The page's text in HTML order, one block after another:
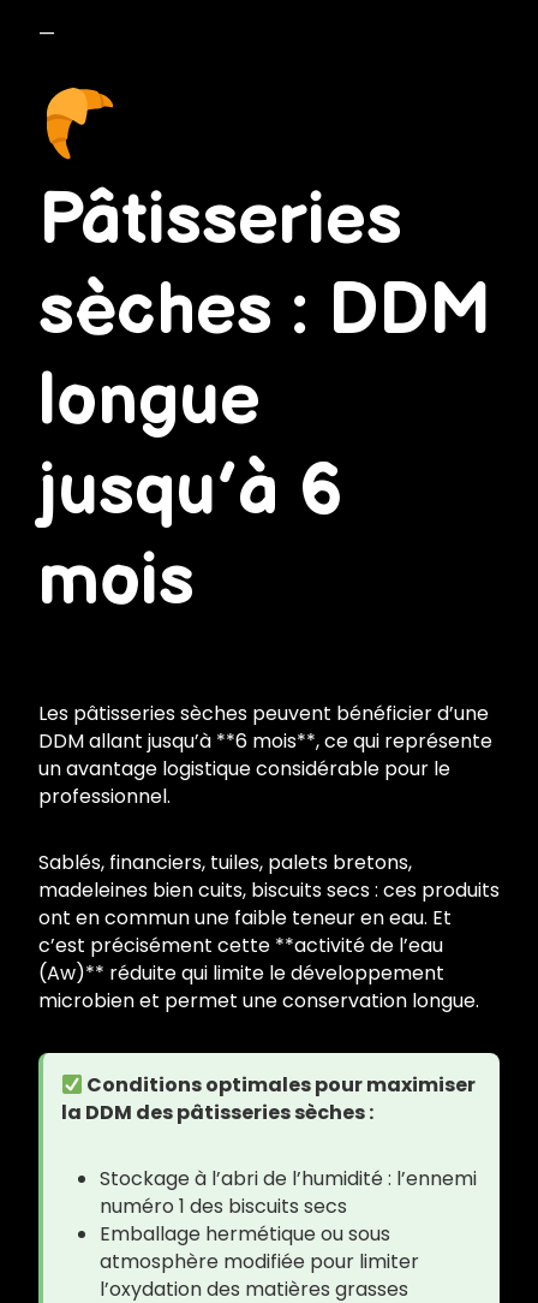
—
Pâtisseries
sèches : DDM
longue
jusqu’à 6
mois
Les pâtisseries sèches peuvent bénéficier d’une
DDM allant jusqu’à **6 mois**, ce qui représente
un avantage logistique considérable pour le
professionnel.
Sablés, financiers, tuiles, palets bretons,
madeleines bien cuits, biscuits secs : ces produits
ont en commun une faible teneur en eau. Et
c’est précisément cette **activité de l’eau
(Aw)** réduite qui limite le développement
microbien et permet une conservation longue.
Conditions optimales pour maximiser
la DDM des pâtisseries sèches :
Stockage à l’abri de l’humidité : l’ennemi
numéro 1 des biscuits secs
Emballage hermétique ou sous
atmosphère modifiée pour limiter
l’oxydation des matières grasses